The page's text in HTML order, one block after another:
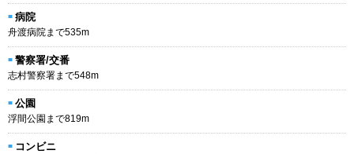
病院
舟渡病院まで535m
警察署/交番
志村警察署まで548m
公園
浮間公園まで819m
コンビニ